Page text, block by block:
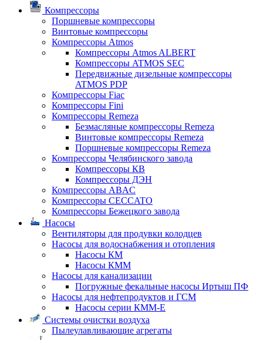
Компрессоры
Поршневые компрессоры
Винтовые компрессоры
Компрессоры Atmos
Компрессоры Atmos ALBERT
Компрессоры ATMOS SEC
Передвижные дизельные компрессоры
ATMOS PDP
Компрессоры Fiac
Компрессоры Fini
Компрессоры Remeza
Безмасляные компрессоры Remeza
Винтовые компрессоры Remeza
Поршневые компрессоры Remeza
Компрессоры Челябинского завода
Компрессоры КВ
Компрессоры ДЭН
Компрессоры ABAC
Компрессоры CECCATO
Компрессоры Бежецкого завода
Насосы
Вентиляторы для продувки колодцев
Насосы для водоснабжения и отопления
Насосы КМ
Насосы КММ
Насосы для канализации
Погружные фекальные насосы Иртыш ПФ
Насосы для нефтепродуктов и ГСМ
Насосы серии КММ-Е
Системы очистки воздуха
Пылеулавливающие агрегаты